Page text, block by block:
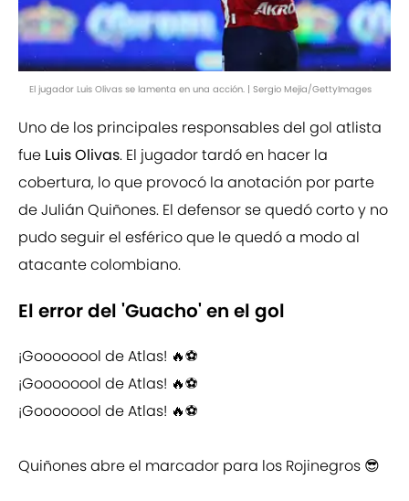
El jugador Luis Olivas se lamenta en una acción. | Sergio Mejia/GettyImages
Uno de los principales responsables del gol atlista
fue Luis Olivas. El jugador tardó en hacer la
cobertura, lo que provocó la anotación por parte
de Julián Quiñones. El defensor se quedó corto y no
pudo seguir el esférico que le quedó a modo al
atacante colombiano.
El error del 'Guacho' en el gol
¡Goooooool de Atlas! 🔥⚽
¡Goooooool de Atlas! 🔥⚽
¡Goooooool de Atlas! 🔥⚽
Quiñones abre el marcador para los Rojinegros 😎